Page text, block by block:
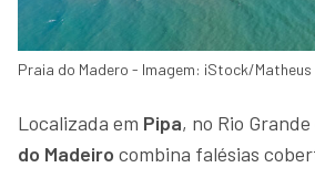
Praia do Madero - Imagem: iStock/Matheus
Localizada em Pipa, no Rio
do Madeiro combina falésias